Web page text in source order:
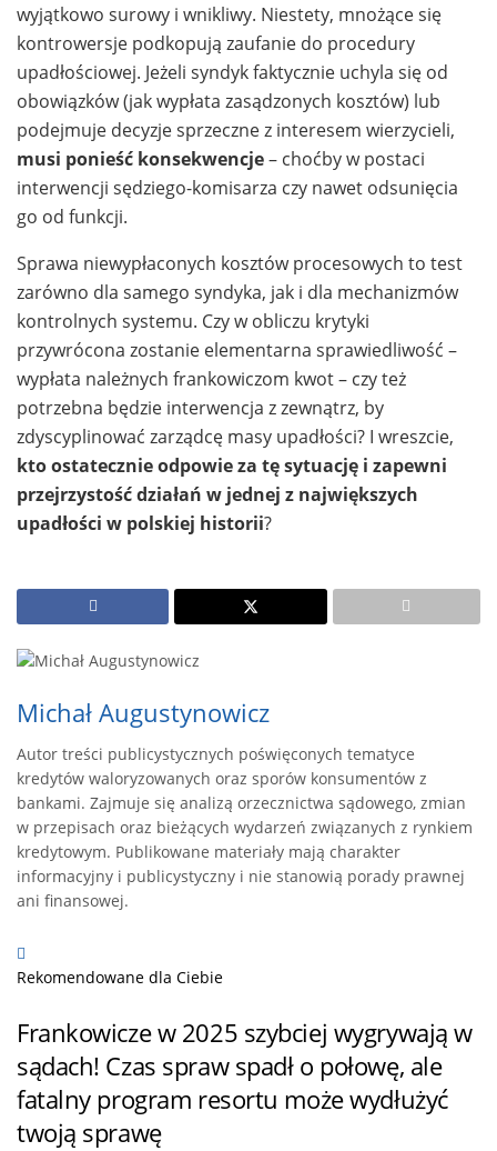
wyjątkowo surowy i wnikliwy. Niestety, mnożące się
kontrowersje podkopują zaufanie do procedury
upadłościowej. Jeżeli syndyk faktycznie uchyla się od
obowiązków (jak wypłata zasądzonych kosztów) lub
podejmuje decyzje sprzeczne z interesem wierzycieli,
musi ponieść konsekwencje– choćby w postaci
interwencji sędziego-komisarza czy nawet odsunięcia
go od funkcji.
Sprawa niewypłaconych kosztów procesowych to test
zarówno dla samego syndyka, jak i dla mechanizmów
kontrolnych systemu. Czy w obliczu krytyki
przywrócona zostanie elementarna sprawiedliwość –
wypłata należnych frankowiczom kwot – czy też
potrzebna będzie interwencja z zewnątrz, by
zdyscyplinować zarządcę masy upadłości? I wreszcie,
kto ostatecznie odpowie za tę sytuację i zapewni
przejrzystość działań w jednej z największych
upadłości w polskiej historii?
Michał Augustynowicz
Autor treści publicystycznych poświęconych tematyce
kredytów waloryzowanych oraz sporów konsumentów z
bankami. Zajmuje się analizą orzecznictwa sądowego, zmian
w przepisach oraz bieżących wydarzeń związanych z rynkiem
kredytowym. Publikowane materiały mają charakter
informacyjny i publicystyczny i nie stanowią porady prawnej
ani finansowej.
Rekomendowane dla Ciebie
Frankowicze w 2025 szybciej wygrywają w
sądach! Czas spraw spadł o połowę, ale
fatalny program resortu może wydłużyć
twoją sprawę